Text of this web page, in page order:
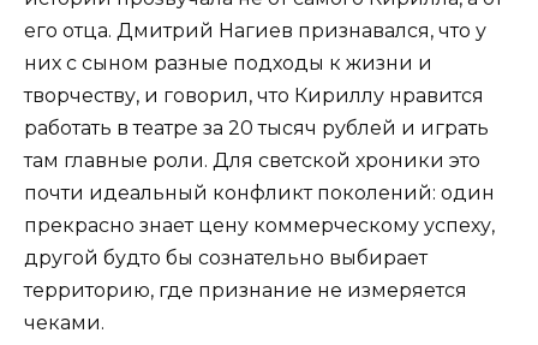
его отца. Дмитрий Нагиев признавался, что у
них с сыном разные подходы к жизни и
творчеству, и говорил, что Кириллу нравится
работать в театре за 20 тысяч рублей и играть
там главные роли. Для светской хроники это
почти идеальный конфликт поколений: один
прекрасно знает цену коммерческому успеху,
другой будто бы сознательно выбирает
территорию, где признание не измеряется
чеками.